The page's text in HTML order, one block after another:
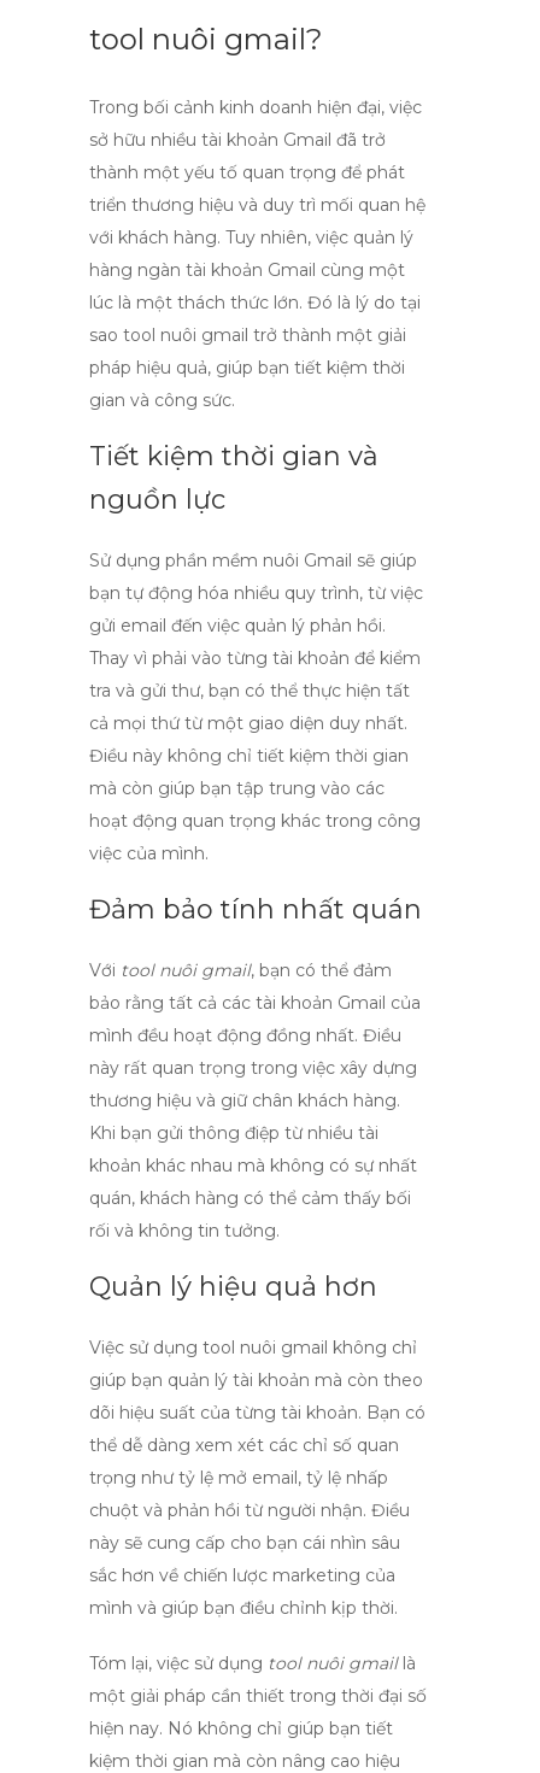
tool nuôi gmail?
Trong bối cảnh kinh doanh hiện đại, việc
sở hữu nhiều tài khoản Gmail đã trở
thành một yếu tố quan trọng để phát
triển thương hiệu và duy trì mối quan hệ
với khách hàng. Tuy nhiên, việc quản lý
hàng ngàn tài khoản Gmail cùng một
lúc là một thách thức lớn. Đó là lý do tại
sao tool nuôi gmail trở thành một giải
pháp hiệu quả, giúp bạn tiết kiệm thời
gian và công sức.
Tiết kiệm thời gian và
nguồn lực
Sử dụng phần mềm nuôi Gmail sẽ giúp
bạn tự động hóa nhiều quy trình, từ việc
gửi email đến việc quản lý phản hồi.
Thay vì phải vào từng tài khoản để kiểm
tra và gửi thư, bạn có thể thực hiện tất
cả mọi thứ từ một giao diện duy nhất.
Điều này không chỉ tiết kiệm thời gian
mà còn giúp bạn tập trung vào các
hoạt động quan trọng khác trong công
việc của mình.
Đảm bảo tính nhất quán
Với tool nuôi gmail, bạn có thể đảm
bảo rằng tất cả các tài khoản Gmail của
mình đều hoạt động đồng nhất. Điều
này rất quan trọng trong việc xây dựng
thương hiệu và giữ chân khách hàng.
Khi bạn gửi thông điệp từ nhiều tài
khoản khác nhau mà không có sự nhất
quán, khách hàng có thể cảm thấy bối
rối và không tin tưởng.
Quản lý hiệu quả hơn
Việc sử dụng tool nuôi gmail không chỉ
giúp bạn quản lý tài khoản mà còn theo
dõi hiệu suất của từng tài khoản. Bạn có
thể dễ dàng xem xét các chỉ số quan
trọng như tỷ lệ mở email, tỷ lệ nhấp
chuột và phản hồi từ người nhận. Điều
này sẽ cung cấp cho bạn cái nhìn sâu
sắc hơn về chiến lược marketing của
mình và giúp bạn điều chỉnh kịp thời.
Tóm lại, việc sử dụng tool nuôi gmaillà
một giải pháp cần thiết trong thời đại số
hiện nay. Nó không chỉ giúp bạn tiết
kiệm thời gian mà còn nâng cao hiệu